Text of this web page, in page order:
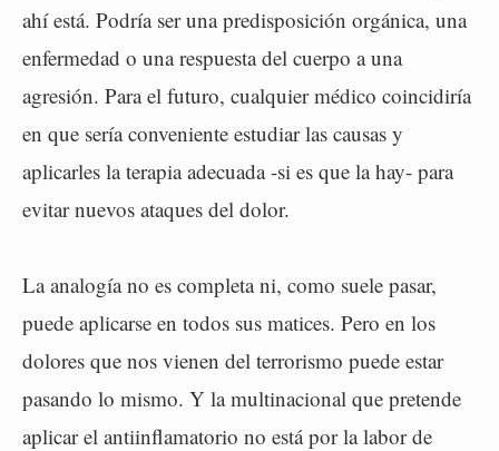
ahí está. Podría ser una predisposición orgánica, una
enfermedad o una respuesta del cuerpo a una
agresión. Para el futuro, cualquier médico coincidiría
en que sería conveniente estudiar las causas y
aplicarles la terapia adecuada -si es que la hay- para
evitar nuevos ataques del dolor.
La analogía no es completa ni, como suele pasar,
puede aplicarse en todos sus matices. Pero en los
dolores que nos vienen del terrorismo puede estar
pasando lo mismo. Y la multinacional que pretende
aplicar el antiinflamatorio no está por la labor de